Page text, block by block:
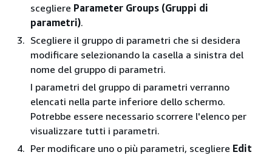
scegliere Parameter Groups (Gruppi di
parametri).
Scegliere il gruppo di parametri che si desidera
modificare selezionando la casella a sinistra del
nome del gruppo di parametri.
I parametri del gruppo di parametri verranno
elencati nella parte inferiore dello schermo.
Potrebbe essere necessario scorrere l'elenco per
visualizzare tutti i parametri.
Per modificare uno o più parametri, scegliere Edit